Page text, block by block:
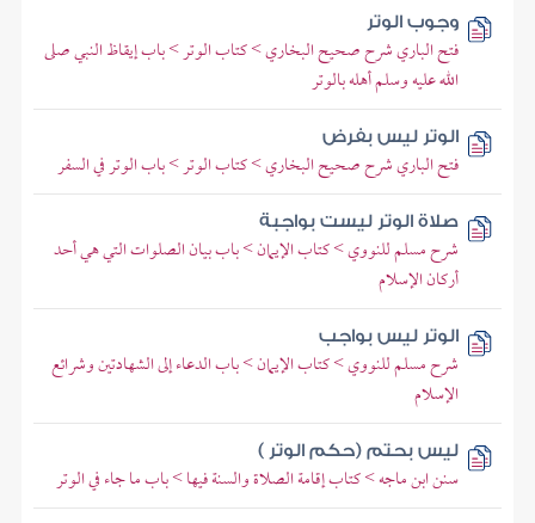
وجوب الوتر
فتح الباري شرح صحيح البخاري > كتاب الوتر > باب إيقاظ النبي صلى
الله عليه وسلم أهله بالوتر
الوتر ليس بفرض
فتح الباري شرح صحيح البخاري > كتاب الوتر > باب الوتر في السفر
صلاة الوتر ليست بواجبة
شرح مسلم للنووي > كتاب الإيمان > باب بيان الصلوات التي هي أحد
أركان الإسلام
الوتر ليس بواجب
شرح مسلم للنووي > كتاب الإيمان > باب الدعاء إلى الشهادتين وشرائع
الإسلام
ليس بحتم (حكم الوتر )
سنن ابن ماجه > كتاب إقامة الصلاة والسنة فيها > باب ما جاء في الوتر